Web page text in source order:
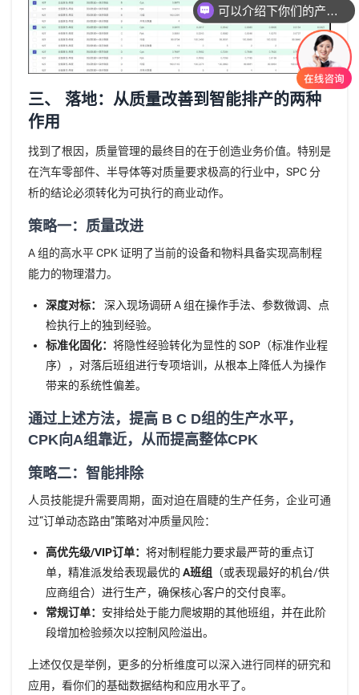
三、 落地：从质量改善到智能排产的两种
作用
找到了根因，质量管理的最终目的在于创造业务价值。特别是
在汽车零部件、半导体等对质量要求极高的行业中，SPC 分
析的结论必须转化为可执行的商业动作。
策略一：质量改进
A 组的高水平 CPK 证明了当前的设备和物料具备实现高制程
能力的物理潜力。
深度对标：
深入现场调研 A 组在操作手法、参数微调、点
检执行上的独到经验。
标准化固化：将隐性经验转化为显性的 SOP（标准作业程
序），对落后班组进行专项培训，从根本上降低人为操作
带来的系统性偏差。
通过上述方法，提高 B C D组的生产水平，
CPK向A组靠近，从而提高整体CPK
策略二：智能排除
人员技能提升需要周期，面对迫在眉睫的生产任务，企业可通
过“订单动态路由”策略对冲质量风险：
高优先级/VIP订单：将对制程能力要求最严苛的重点订
单，精准派发给表现最优的A班组
（或表现最好的机台/供
应商组合）进行生产，确保核心客户的交付良率。
常规订单： 安排给处于能力爬坡期的其他班组，并在此阶
段增加检验频次以控制风险溢出。
上述仅仅是举例，更多的分析维度可以深入进行同样的研究和
应用，看你们的基础数据结构和应用水平了。